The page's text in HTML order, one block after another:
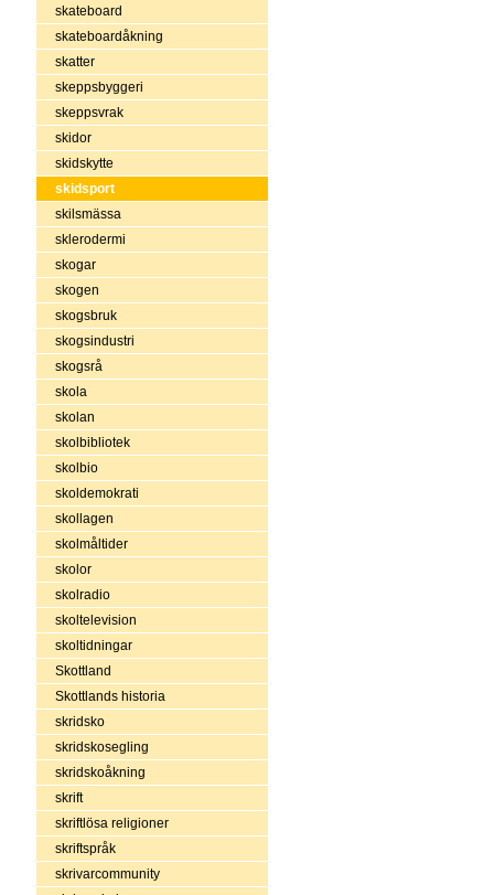
skateboard
skateboardåkning
skatter
skeppsbyggeri
skeppsvrak
skidor
skidskytte
skidsport
skilsmässa
sklerodermi
skogar
skogen
skogsbruk
skogsindustri
skogsrå
skola
skolan
skolbibliotek
skolbio
skoldemokrati
skollagen
skolmåltider
skolor
skolradio
skoltelevision
skoltidningar
Skottland
Skottlands historia
skridsko
skridskosegling
skridskoåkning
skrift
skriftlösa religioner
skriftspråk
skrivarcommunity